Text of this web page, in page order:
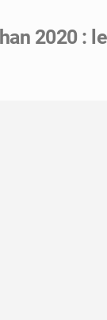
2020 :